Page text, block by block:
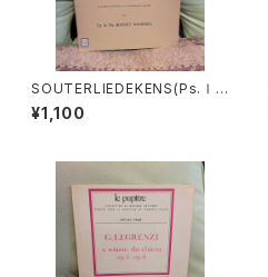
SOUTERLIEDEKENS(Ps.Ⅰ,
Ⅻ,XXXⅠ,XXXⅧ,XL,XLⅡ,L
Ⅲ,LXV)【著者：JACOBUS CL
¥1,100